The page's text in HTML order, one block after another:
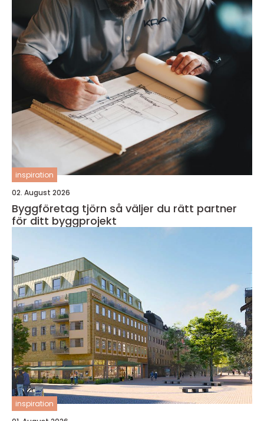
inspiration
02. August 2026
Byggföretag tjörn så väljer du rätt partner
för ditt byggprojekt
inspiration